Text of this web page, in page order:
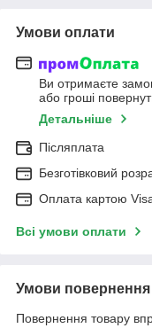
Умови оплати
Ви отримаєте
або гроші
Детальніше
Післяплата
Безготівковий
Оплата картою
Всі умови оплати
Умови повернення
Повернення товару